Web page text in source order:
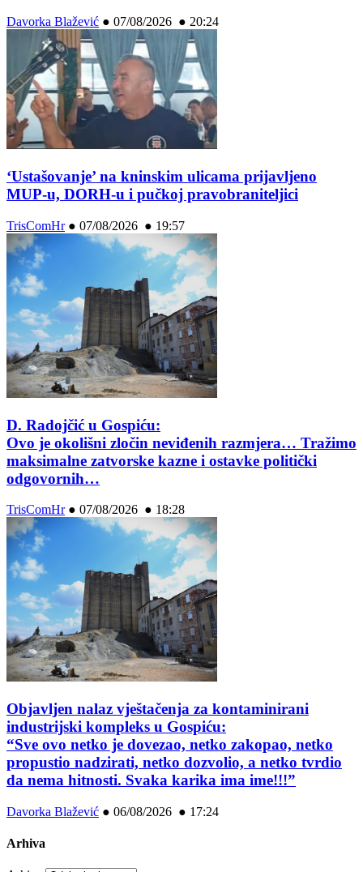
Davorka Blažević ● 07/08/2026 ● 20:24
‘Ustašovanje’ na kninskim ulicama prijavljeno
MUP-u, DORH-u i pučkoj pravobraniteljici
TrisComHr● 07/08/2026 ● 19:57
D. Radojčić u Gospiću:
Ovo je okolišni zločin neviđenih razmjera… Tražimo
maksimalne zatvorske kazne i ostavke politički
odgovornih…
TrisComHr● 07/08/2026 ● 18:28
Objavljen nalaz vještačenja za kontaminirani
industrijski kompleks u Gospiću:
“Sve ovo netko je dovezao, netko zakopao, netko
propustio nadzirati, netko dozvolio, a netko tvrdio
da nema hitnosti. Svaka karika ima ime!!!”
Davorka Blažević ● 06/08/2026 ● 17:24
Arhiva